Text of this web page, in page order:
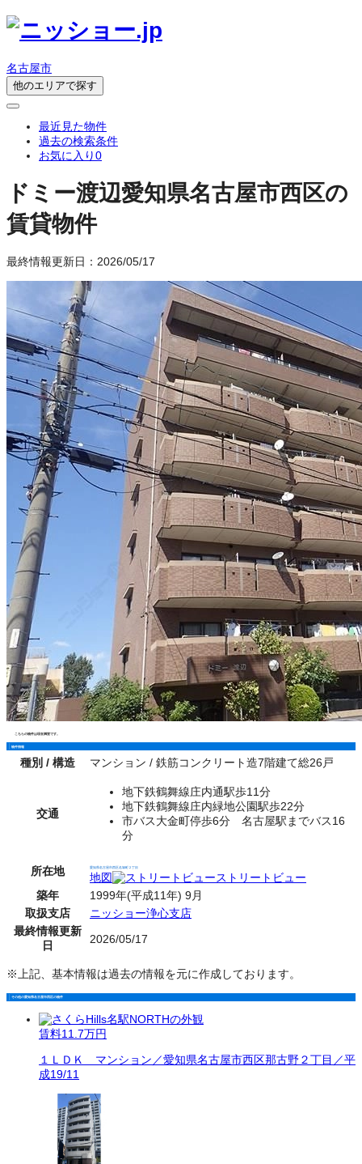
名古屋市
他のエリアで探す
最近見た物件
過去の検索条件
お気に入り0
ドミー渡辺愛知県名古屋市西区の
賃貸物件
最終情報更新日：2026/05/17
こちらの物件は現在満室です。
物件情報
種別 / 構造 マンション / 鉄筋コンクリート造7階建て総26戸
交通
地下鉄鶴舞線庄内通駅歩11分
地下鉄鶴舞線庄内緑地公園駅歩22分
市バス大金町停歩6分 名古屋駅までバス16
分
所在地 愛知県名古屋市西区名塚町２丁目
地図
ストリートビュー
築年
1999年(平成11年) 9月
取扱支店
ニッショー浄心支店
最終情報更新
日
2026/05/17
※上記、基本情報は過去の情報を元に作成しております。
その他の愛知県名古屋市西区の物件
賃料11.7万円
１ＬＤＫ マンション／愛知県名古屋市西区那古野２丁目／平
成19/11